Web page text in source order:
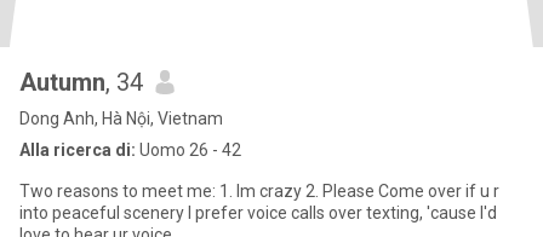
Autumn, 34
Dong Anh, Hà Nội, Vietnam
Alla ricerca di: Uomo 26 - 42
Two reasons to meet me: 1. Im crazy 2. Please Come over if u r
into peaceful scenery I prefer voice calls over texting, 'cause I'd